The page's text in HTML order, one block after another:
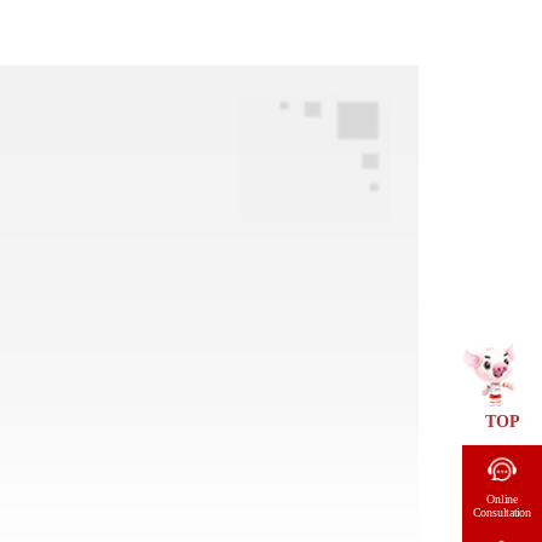
TOP
Online
Consultation